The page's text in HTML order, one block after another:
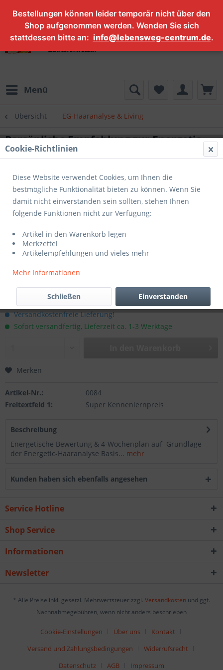
Bestellungen können leider temporär nicht über den
Shop aufgenommen werden. Wenden Sie sich
stattdessen bitte an: info@lebensweg-centrum.de.
Menü
Übersicht EG-Haaranalyse & Living
Persönliche Empfehlung zur Energetic-
Haaranalyse Basic
15,00 € *
Versandkostenfreie Lieferung!
Sofort versandfertig, Lieferzeit ca. 1-3 Werktage
Merken
Artikel-Nr.:
0084
Freitextfeld 1:
Super Kennenlernpreis
Beschreibung
Energetische Bewertung & 4-Wochenplan auf Grundlage
der Energetic-Haaranalyse Basis... mehr
Kunden haben sich ebenfalls angesehen
Service Hotline
Shop Service
Informationen
Newsletter
* Alle Preise inkl. gesetzl. Mehrwertsteuer zzgl. Versandkosten und ggf.
Nachnahmegebühren, wenn nicht anders beschrieben
Cookie-Einstellungen Über uns
Kontakt
Versand und Zahlungsbedingungen
Widerrufsrecht
Datenschutz
AGB Impressum
Cookie-Richtlinien
Diese Website verwendet Cookies, um Ihnen die
bestmögliche Funktionalität bieten zu können. Wenn Sie
damit nicht einverstanden sein sollten, stehen Ihnen
folgende Funktionen nicht zur Verfügung:
Artikel in den Warenkorb legen
Merkzettel
Artikelempfehlungen und vieles mehr
Mehr Informationen
Einverstanden
Schließen